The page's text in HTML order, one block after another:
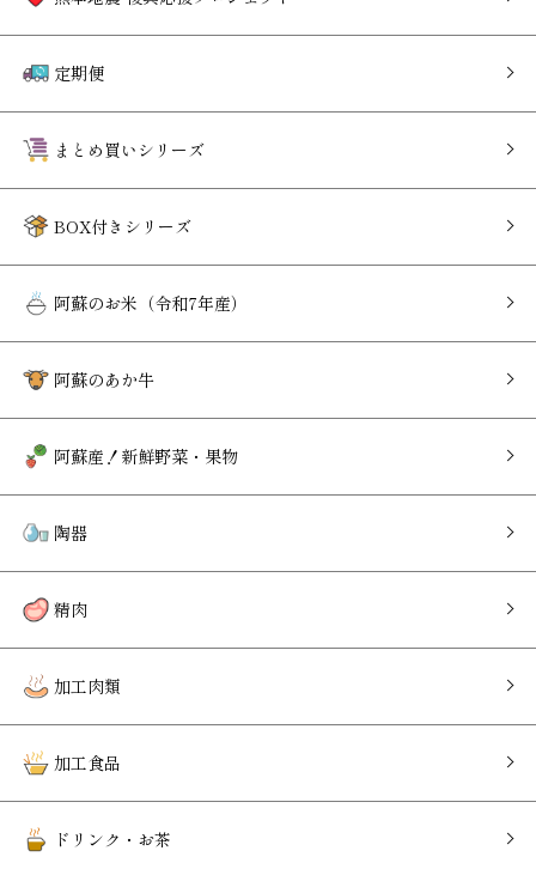
定期便
まとめ買いシリーズ
BOX付きシリーズ
阿蘇のお米（令和7年産）
阿蘇のあか牛
阿蘇産！新鮮野菜・果物
陶器
精肉
加工肉類
加工食品
ドリンク・お茶